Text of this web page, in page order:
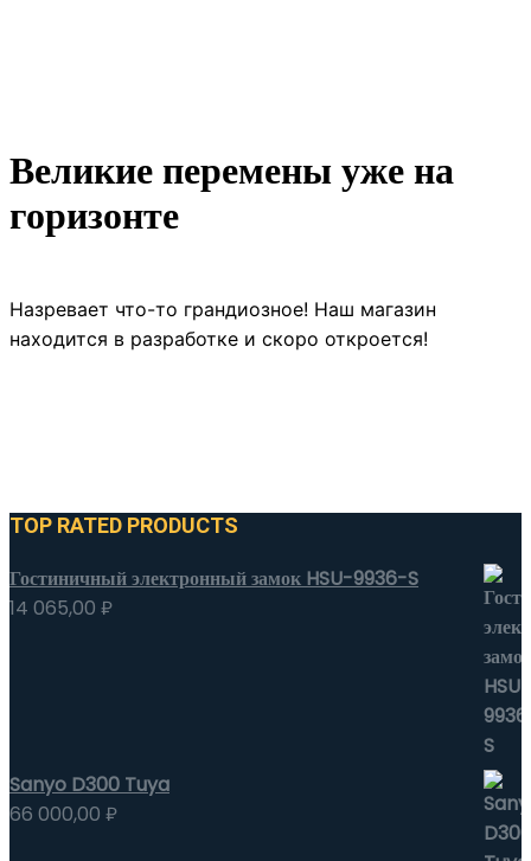
Великие перемены уже на
горизонте
Назревает что-то грандиозное! Наш магазин
находится в разработке и скоро откроется!
TOP RATED PRODUCTS
Гостиничный электронный замок HSU-9936-S
14 065,00 ₽
Sanyo D300 Tuya
66 000,00 ₽